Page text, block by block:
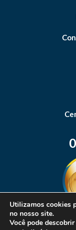
Utilizamos cookies
no nosso site.
Você pode